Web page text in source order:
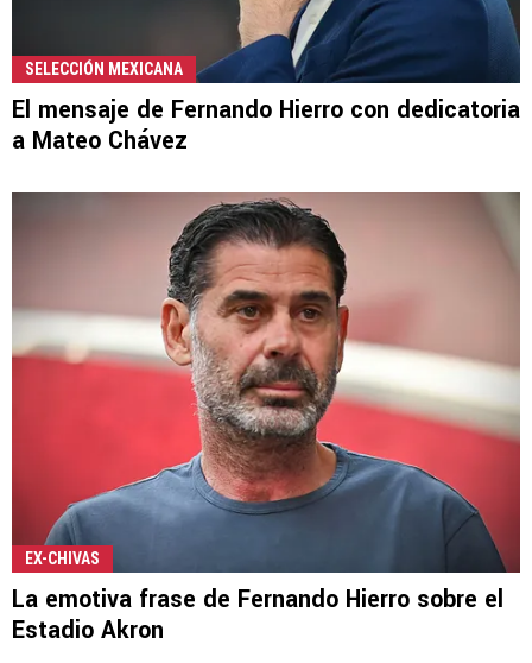
SELECCIÓN MEXICANA
El mensaje de Fernando Hierro con dedicatoria
a Mateo Chávez
EX-CHIVAS
La emotiva frase de Fernando Hierro sobre el
Estadio Akron